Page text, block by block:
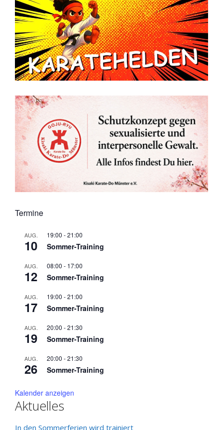
Termine
AUG.
10
19:00 -21:00
Sommer-Training
AUG.
12
08:00 - 17:00
Sommer-Training
AUG.
17
19:00 -21:00
Sommer-Training
AUG.
19
20:00 -21:30
Sommer-Training
AUG.
26
20:00 -21:30
Sommer-Training
Kalender anzeigen
Aktuelles
In den Sommerferien wird trainiert